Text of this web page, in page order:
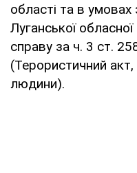
області та в умовах
Луганської
справу за ч. 3 ст.
(Терористичний
людини).